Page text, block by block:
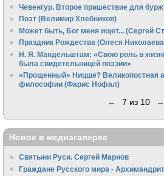
Чевенгур. Второе пришествие для
Поэт (Велимир Хлебников)
Может быть, Бог меня ищет... (Сергей
Праздник Рождества (Олеся
Н. Я. Мандельштам: «Свою pоль в
была свидетельницей поэзии»
«Прощенный» Ницше? Великопостная
философии (Фарис Нофал)
← 7 из 10 →
Новое в медиагалерее
Святыни Руси. Сергей Марнов
Граждане Русского мира -